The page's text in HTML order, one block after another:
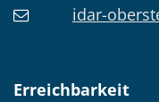
idar-
Erreichbarkeit